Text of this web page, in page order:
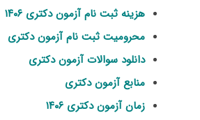
هزینه ثبت نام آزمون دکتری ۱۴۰۶
محرومیت ثبت نام آزمون دکتری
دانلود سوالات آزمون دکتری
منابع آزمون دکتری
زمان آزمون دکتری ۱۴۰۶